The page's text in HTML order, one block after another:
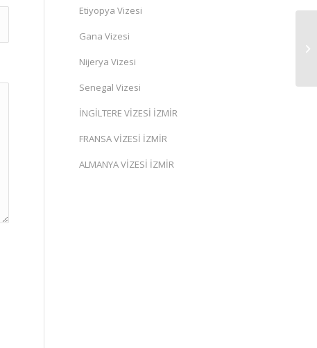
Etiyopya Vizesi
Gana Vizesi
Nijerya Vizesi
Senegal Vizesi
İNGİLTERE VİZESİ İZMİR
FRANSA VİZESİ İZMİR
ALMANYA VİZESİ İZMİR